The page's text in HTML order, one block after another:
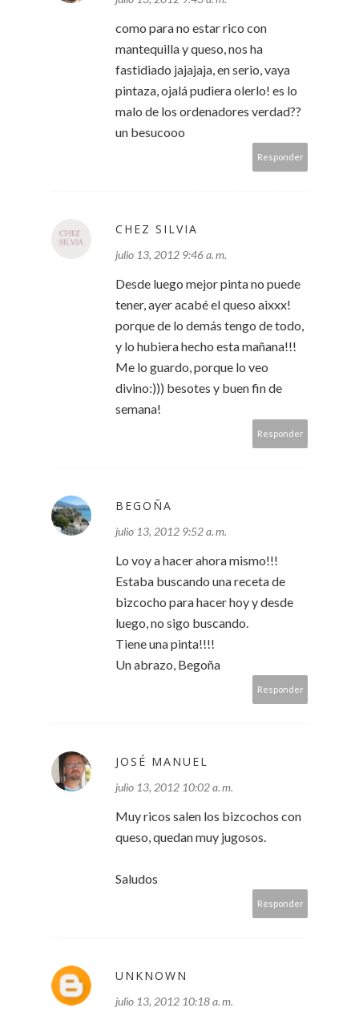
como para no estar rico con
mantequilla y queso, nos ha
fastidiado jajajaja, en serio, vaya
pintaza, ojalá pudiera olerlo! es lo
malo de los ordenadores verdad??
un besucooo
Responder
CHEZ SILVIA
julio 13, 2012 9:46 a. m.
Desde luego mejor pinta no puede
tener, ayer acabé el queso aixxx!
porque de lo demás tengo de todo,
y lo hubiera hecho esta mañana!!!
Me lo guardo, porque lo veo
divino:))) besotes y buen fin de
semana!
Responder
BEGOÑA
julio 13, 2012 9:52 a. m.
Lo voy a hacer ahora mismo!!!
Estaba buscando una receta de
bizcocho para hacer hoy y desde
luego, no sigo buscando.
Tiene una pinta!!!!
Un abrazo, Begoña
Responder
JOSÉ MANUEL
julio 13, 2012 10:02 a. m.
Muy ricos salen los bizcochos con
queso, quedan muy jugosos.
Saludos
Responder
UNKNOWN
julio 13, 2012 10:18 a. m.